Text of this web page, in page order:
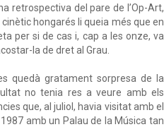
retrospectiva del pare de l’Op-Art,
hongarés li queia més que en
per si de cas i, cap a les onze, va
la de dret al Grau.
quedà gratament sorpresa de la
no tenia res a veure amb els
que, al juliol, havia visitat amb el
amb un Palau de la Música tan